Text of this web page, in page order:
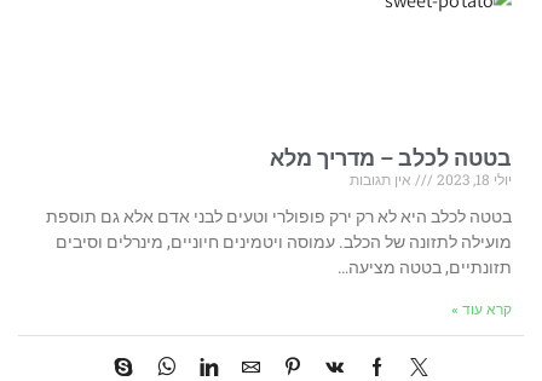
בטטה לכלב – מדריך מלא
יולי 18, 2023
אין תגובות
בטטה לכלב היא לא רק ירק פופולרי וטעים לבני אדם אלא גם תוספת
מועילה לתזונה של הכלב. עמוסה ויטמינים חיוניים, מינרלים וסיבים
תזונתיים, בטטה מציעה…
קרא עוד »